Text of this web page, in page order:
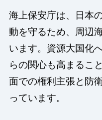
海上保安庁は、日本
動を守るため、周辺
います。資源大国化
らの関心も高まるこ
面での権利主張と防
っています。